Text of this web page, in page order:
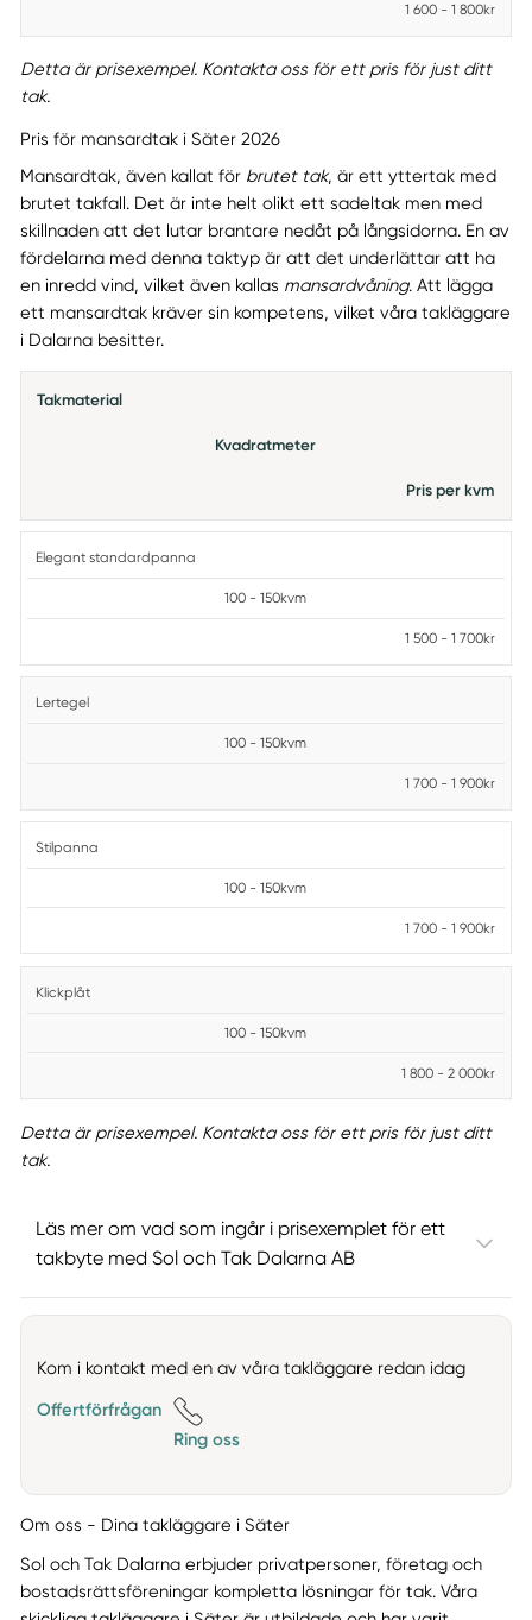
1 600 - 1 800kr
Detta är prisexempel. Kontakta oss för ett pris för just ditt
tak.
Pris för mansardtak i Säter 2026
Mansardtak, även kallat för brutet tak, är ett yttertak med
brutet takfall. Det är inte helt olikt ett sadeltak men med
skillnaden att det lutar brantare nedåt på långsidorna. En av
fördelarna med denna taktyp är att det underlättar att ha
en inredd vind, vilket även kallas mansardvåning. Att lägga
ett mansardtak kräver sin kompetens, vilket våra takläggare
i Dalarna besitter.
Takmaterial
Kvadratmeter
Pris per kvm
Elegant standardpanna
100 - 150kvm
1 500 - 1 700kr
Lertegel
100 - 150kvm
1 700 - 1 900kr
Stilpanna
100 - 150kvm
1 700 - 1 900kr
Klickplåt
100 - 150kvm
1 800 - 2 000kr
Detta är prisexempel. Kontakta oss för ett pris för just ditt
tak.
Läs mer om vad som ingår i prisexemplet för ett
takbyte med Sol och Tak Dalarna AB
Kom i kontakt med en av våra takläggare redan idag
Offertförfrågan
Ring oss
Om oss - Dina takläggare i Säter
Sol och Tak Dalarna erbjuder privatpersoner, företag och
bostadsrättsföreningar kompletta lösningar för tak. Våra